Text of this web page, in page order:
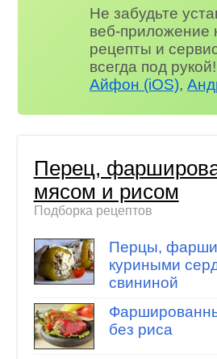
Не забудьте
веб-приложение
рецепты и
всегда под рукой!
Айфон (iOS),
Перец,
мясом и рисом
Подборка рецептов
Перцы,
куриными
свининой
без риса